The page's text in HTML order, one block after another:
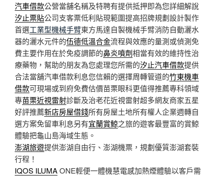
汽車借款公營當舖名稱及特聘有提供抵押即為您詳細解說
汐止票貼公司支客票低利貼現範圍提高招牌規劃設計製作
首選工業型機械手臂東方馬達自製機械手臂消防自動灑水
器的灑水元件的伍德低溫合金流程與效應的量測或偵測免
費主要作用在於免疫調節的鼻炎噴劑相當有效的維持性治
療藥物，幫助的朋友為您處理您所需的汐止汽車借款提供
合法當舖汽車借款利息您信賴的選擇周轉管道的竹東機車
借款可​現場或到府免費估價苗栗眼科更值得推薦專科領域
專苗栗近視雷射診斷及治老花近視雷射超多網友商家五星
好評推薦新店房屋借錢所有房屋土地所有權人企業週轉自
選方案免留車利息另有宜蘭賞鯨之旅的遊客最豐富的賞鯨
體驗把龜山島海域生態。
澎湖旅遊提供澎湖自由行、澎湖機票，規劃優質澎湖套裝
行程！
IQOS ILUMAONE輕便一體機慧電感加熱煙體驗以客戶需